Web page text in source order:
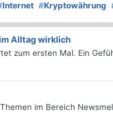
Internet #Kryptowährung
Alltag wirklich
zum ersten Mal. Ein
im Bereich